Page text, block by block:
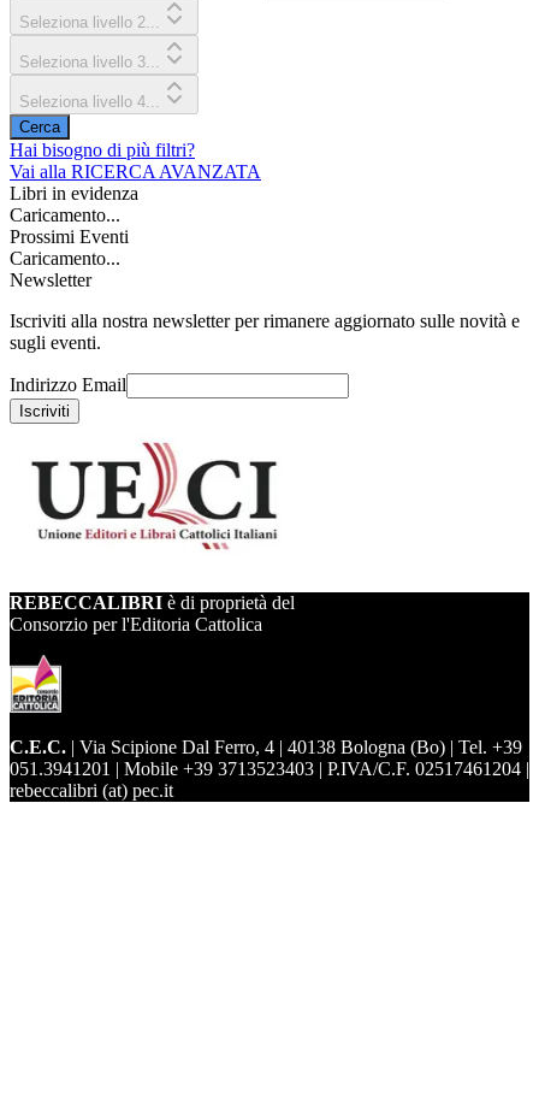
Seleziona livello 2...
Seleziona livello 3...
Seleziona livello 4...
Cerca
Hai bisogno di più filtri?
Vai alla RICERCA AVANZATA
Libri in evidenza
Caricamento...
Prossimi Eventi
Caricamento...
Newsletter
Iscriviti alla nostra newsletter per rimanere aggiornato sulle novità e
sugli eventi.
Indirizzo Email
Iscriviti
REBECCALIBRI è di proprietà del
Consorzio per l'Editoria Cattolica
C.E.C. | Via Scipione Dal Ferro, 4 | 40138 Bologna (Bo) | Tel. +39
051.3941201 | Mobile +39 3713523403 | P.IVA/C.F. 02517461204 |
rebeccalibri (at) pec.it